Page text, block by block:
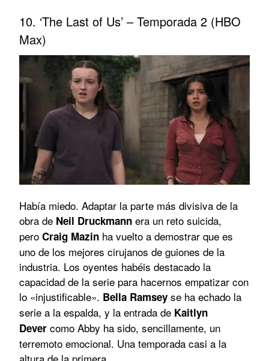
10. ‘The Last of Us’ – Temporada 2 (HBO
Max)
Había miedo. Adaptar la parte más divisiva de la
obra de Neil Druckmann era un reto suicida,
pero Craig Mazin ha vuelto a demostrar que es
uno de los mejores cirujanos de guiones de la
industria. Los oyentes habéis destacado la
capacidad de la serie para hacernos empatizar con
lo «injustificable». Bella Ramsey se ha echado la
serie a la espalda, y la entrada de Kaitlyn
Dever como Abby ha sido, sencillamente, un
terremoto emocional. Una temporada casi a la